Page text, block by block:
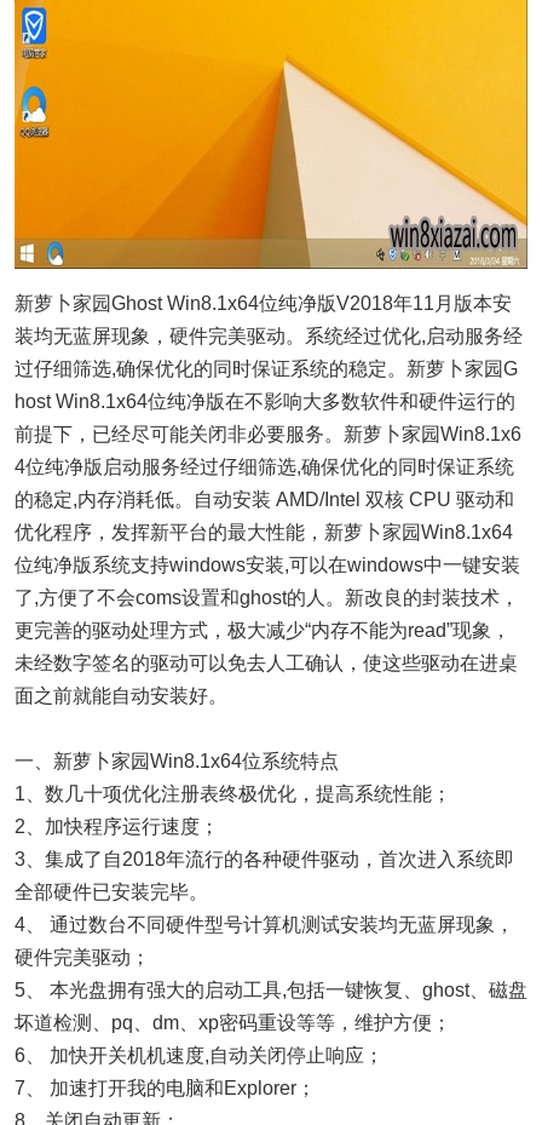
新萝卜家园Ghost Win8.1x64位纯净版V2018年11月版本安
装均无蓝屏现象，硬件完美驱动。系统经过优化,启动服务经
过仔细筛选,确保优化的同时保证系统的稳定。新萝卜家园G
host Win8.1x64位纯净版在不影响大多数软件和硬件运行的
前提下，已经尽可能关闭非必要服务。新萝卜家园Win8.1x6
4位纯净版启动服务经过仔细筛选,确保优化的同时保证系统
的稳定,内存消耗低。自动安装 AMD/Intel 双核 CPU 驱动和
优化程序，发挥新平台的最大性能，新萝卜家园Win8.1x64
位纯净版系统支持windows安装,可以在windows中一键安装
了,方便了不会coms设置和ghost的人。新改良的封装技术，
更完善的驱动处理方式，极大减少“内存不能为read”现象，
未经数字签名的驱动可以免去人工确认，使这些驱动在进桌
面之前就能自动安装好。
一、新萝卜家园Win8.1x64位系统特点
1、数几十项优化注册表终极优化，提高系统性能；
2、加快程序运行速度；
3、集成了自2018年流行的各种硬件驱动，首次进入系统即
全部硬件已安装完毕。
4、 通过数台不同硬件型号计算机测试安装均无蓝屏现象，
硬件完美驱动；
5、 本光盘拥有强大的启动工具,包括一键恢复、ghost、磁盘
坏道检测、pq、dm、xp密码重设等等，维护方便；
6、 加快开关机机速度,自动关闭停止响应；
7、 加速打开我的电脑和Explorer；
8、关闭自动更新；